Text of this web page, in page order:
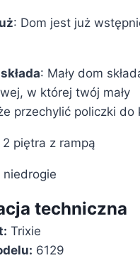
: Dom jest już
: Mały dom
w której twój mały
przechylić policzki do
2 piętra z rampą
niedrogie
techniczna
‎Trixie
‎6129